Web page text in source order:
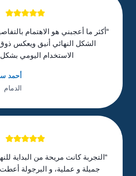
“أكثر ما أعجبني هو الاهتمام
الشكل النهائي أنيق ويعكس
الاستخدام اليومي
أحمد
الدمام
“التجربة كانت مريحة من البداية
جميلة و عملية، و البرجولة